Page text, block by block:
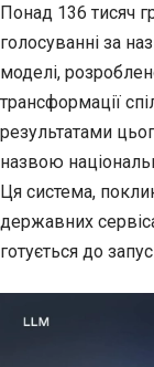
Понад 136 тисяч
голосуванні за
моделі,
трансформації
результатами
назвою
Ця система,
державних
готується до